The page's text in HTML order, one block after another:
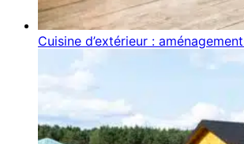
Cuisine d’extérieur :